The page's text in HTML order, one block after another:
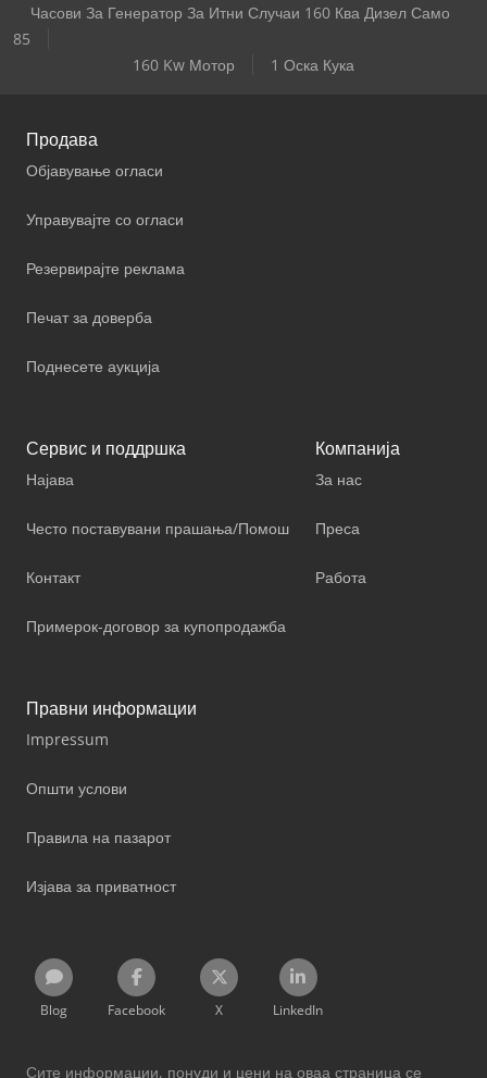
Часови За Генератор За Итни Случаи 160 Ква Дизел Само
85
160 Kw Мотор
1 Оска Кука
Продава
Објавување огласи
Управувајте со огласи
Резервирајте реклама
Печат за доверба
Поднесете аукција
Сервис и поддршка
Најава
Често поставувани прашања/Помош
Контакт
Примерок-договор за купопродажба
Компанија
За нас
Преса
Работа
Правни информации
Impressum
Општи услови
Правила на пазарот
Изјава за приватност
Blog Facebook X LinkedIn
Сите информации, понуди и цени на оваа страница се